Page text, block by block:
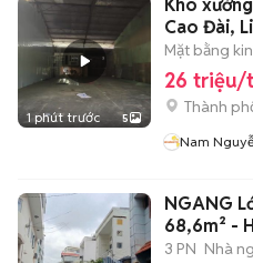
1 phút trước 5
Kho
Cao Đài,
Mặt bằng
26 triệu/
Thành
Nam
NGANG
68,6m² -
Đằng.
3 PN Nhà